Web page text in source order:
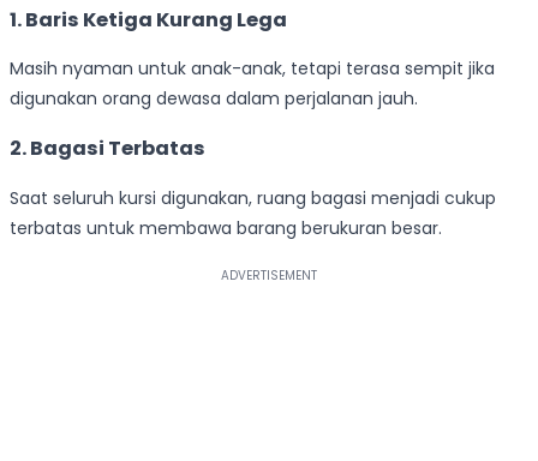
1. Baris Ketiga Kurang Lega
Masih nyaman untuk anak-anak, tetapi terasa sempit jika
digunakan orang dewasa dalam perjalanan jauh.
2. Bagasi Terbatas
Saat seluruh kursi digunakan, ruang bagasi menjadi cukup
terbatas untuk membawa barang berukuran besar.